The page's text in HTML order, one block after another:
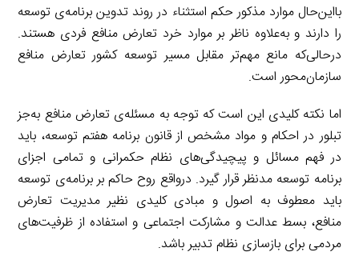
بااین‌حال موارد مذکور حکم استثناء در روند تدوین برنامه‌ی توسعه
را دارند و به‌علاوه ناظر بر موارد خرد تعارض منافع فردی هستند.
درحالی‌که مانع مهم‌تر مقابل مسیر توسعه کشور تعارض منافع
سازمان‌محور است.
اما نکته کلیدی این است که توجه به مسئله‌ی تعارض منافع به‌جز
تبلور در احکام و مواد مشخص از قانون برنامه هفتم توسعه، باید
در فهم مسائل و پیچیدگی‌های نظام حکمرانی و تمامی اجزای
برنامه توسعه مدنظر قرار گیرد. درواقع روح حاکم بر برنامه‌ی توسعه
باید معطوف به اصول و مبادی کلیدی نظیر مدیریت تعارض
منافع، بسط عدالت و مشارکت اجتماعی و استفاده از ظرفیت‌های
مردمی برای بازسازی نظام تدبیر باشد.